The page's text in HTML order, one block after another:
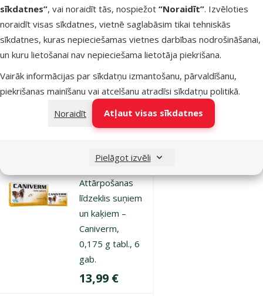
sīkdatnes”, vai noraidīt tās, nospiežot “Noraidīt”. Izvēloties
noraidīt visas sīkdatnes, vietnē saglabāsim tikai tehniskās
sīkdatnes, kuras nepieciešamas vietnes darbības nodrošināšanai,
un kuru lietošanai nav nepieciešama lietotāja piekrišana.
Vairāk informācijas par sīkdatņu izmantošanu, pārvaldīšanu,
piekrišanas mainīšanu vai atcelšanu atradīsi sīkdatņu politikā.
Noraidīt
Atļaut visas sīkdatnes
Pielāgot izvēli
Prettārpu zāles
kaķiem –
Atsauksmes 0%
Cena
8,99 €
Pievienot grozam
Attārpošanas
līdzeklis suņiem
un kaķiem –
Caniverm,
0,175 g tabl., 6
gab.
Cena
13,99 €